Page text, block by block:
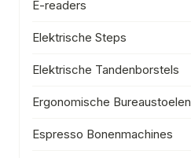
E-readers
Elektrische Steps
Elektrische Tandenborstels
Ergonomische Bureaustoelen
Espresso Bonenmachines